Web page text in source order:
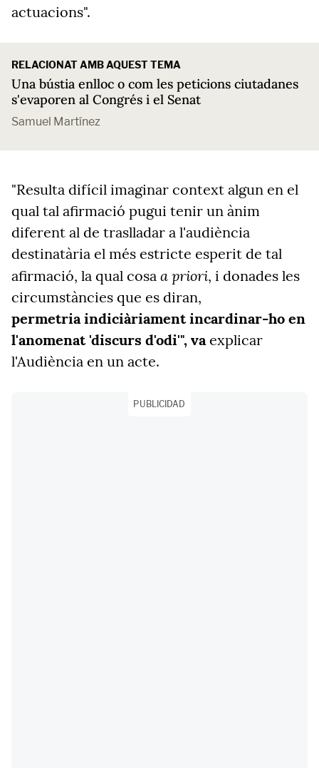
actuacions".
RELACIONAT AMB AQUEST TEMA
Una bústia enlloc o com les peticions ciutadanes
s'evaporen al Congrés i el Senat
Samuel Martínez
"Resulta difícil imaginar context algun en el
qual tal afirmació pugui tenir un ànim
diferent al de traslladar a l'audiència
destinatària el més estricte esperit de tal
afirmació, la qual cosa a priori, i donades les
circumstàncies que es diran,
permetria indiciàriament incardinar-ho en
l'anomenat 'discurs d'odi'", vaexplicar
l'Audiència en un acte.
PUBLICIDAD